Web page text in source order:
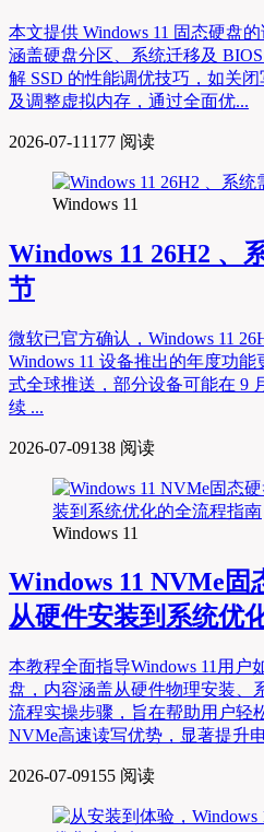
本文提供 Windows 11 固态硬盘
涵盖硬盘分区、系统迁移及
解 SSD 的性能调优技巧，如关
及调整虚拟内存，通过全面优...
2026-07-11 177 阅读
Windows 11
Windows 11 26H2 、
节
微软已官方确认，Windows 11
Windows 11 设备推出的年度功能
式全球推送，部分设备可能在 9
续 ...
2026-07-09138 阅读
Windows 11
Windows 11 NVMe固
从硬件安装到系统优
本教程全面指导Windows 11用户
盘，内容涵盖从硬件物理安装、
流程实操步骤，旨在帮助用户轻
NVMe高速读写优势，显著提升
2026-07-09155 阅读